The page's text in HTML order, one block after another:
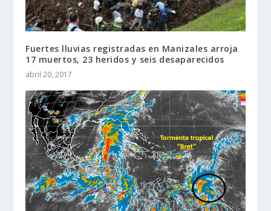
Fuertes lluvias registradas en Manizales arroja
17 muertos, 23 heridos y seis desaparecidos
abril 20, 2017